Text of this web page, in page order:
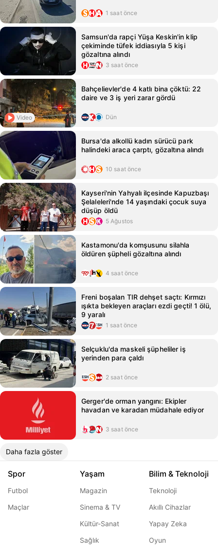
1 saat önce
Samsun'da rapçi Yüşa Keskin'in klip
çekiminde tüfek iddiasıyla 5 kişi
gözaltına alındı
3 saat önce
Video
Bahçelievler'de 4 katlı bina çöktü: 22
daire ve 3 iş yeri zarar gördü
Dün
Bursa'da alkollü kadın sürücü park
halindeki araca çarptı, gözaltına alındı
10 saat önce
Kayseri'nin Yahyalı ilçesinde Kapuzbaşı
Şelaleleri'nde 14 yaşındaki çocuk suya
düşüp öldü
5 Ağustos
Kastamonu'da komşusunu silahla
öldüren şüpheli gözaltına alındı
4 saat önce
Freni boşalan TIR dehşet saçtı: Kırmızı
ışıkta bekleyen araçları ezdi geçti! 1 ölü,
9 yaralı
1 saat önce
Selçuklu'da maskeli şüpheliler iş
yerinden para çaldı
2 saat önce
Gerger'de orman yangını: Ekipler
havadan ve karadan müdahale ediyor
3 saat önce
Daha fazla göster
Spor
Futbol
Maçlar
Yaşam
Magazin
Sinema & TV
Kültür-Sanat
Sağlık
Bilim & Teknoloji
Teknoloji
Akıllı Cihazlar
Yapay Zeka
Oyun